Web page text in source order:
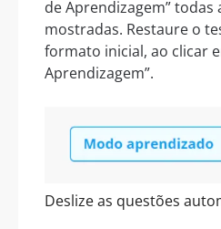
de Aprendizagem” todas
mostradas. Restaure o
formato inicial, ao clicar
Aprendizagem”.
Deslize as questões